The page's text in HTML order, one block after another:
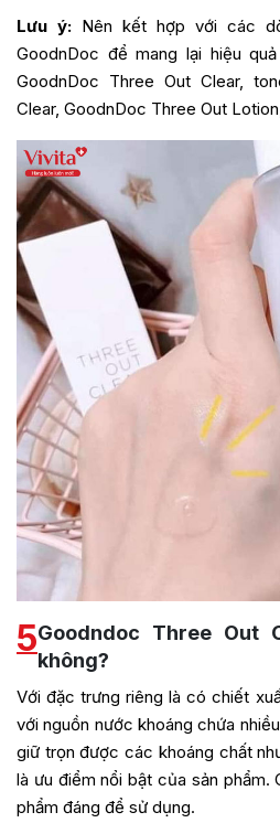
Lưu ý: Nên kết hợp với các
GoodnDoc để mang lại hiệu
GoodnDoc Three Out Clear,
Clear, GoodnDoc Three Out
5Goodndoc Three Out
không?
Với đặc trưng riêng là có chiết
với nguồn nước khoáng chứa
giữ trọn được các khoáng chất
là ưu điểm nổi bật của sản phẩm.
phẩm đáng để sử dụng.